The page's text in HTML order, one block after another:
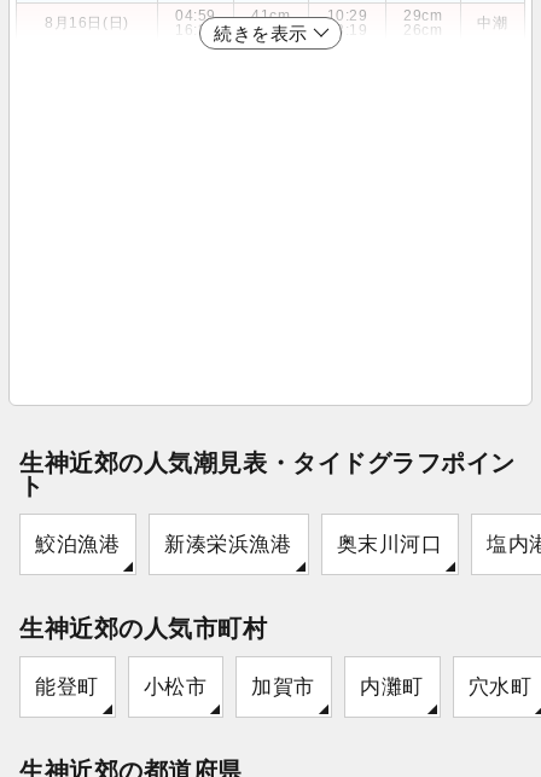
8月16日(日)
04:59
16:30
41cm
46cm
10:29
23:19
29cm
26cm
中潮
続きを表示
生神近郊の人気潮見表・タイドグラフポイン
ト
鮫泊漁港 新湊栄浜漁港 奥末川河口 塩内
生神近郊の人気市町村
能登町 小松市 加賀市 内灘町 穴水町
生神近郊の都道府県